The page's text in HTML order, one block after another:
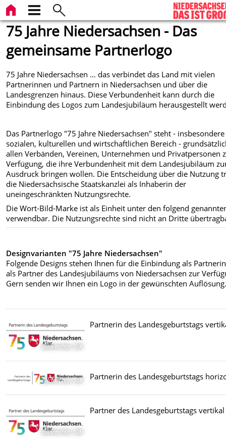
75 Jahre Niedersachsen - Das
gemeinsame Partnerlogo
75 Jahre Niedersachsen … das verbindet das Land mit vielen
Partnerinnen und Partnern in Niedersachsen und über die
Landesgrenzen hinaus. Diese Verbundenheit kann durch die
Einbindung des Logos zum Landesjubiläum herausgestellt
Das Partnerlogo "75 Jahre Niedersachsen" steht -
sozialen, kulturellen und wirtschaftlichen Bereich -
allen Verbänden, Vereinen, Unternehmen und Privatpersonen
Verfügung, die ihre Verbundenheit mit dem Landesjubiläum
Ausdruck bringen wollen. Die Entscheidung über die Nutzung
die Niedersächsische Staatskanzlei als Inhaberin der
uneingeschränkten Nutzungsrechte.
Die Wort-Bild-Marke ist als Einheit unter den folgend
verwendbar. Die Nutzungsrechte sind nicht an Dritte
Designvarianten "75 Jahre Niedersachsen"
Folgende Designs stehen Ihnen für die Einbindung als
als Partner des Landesjubiläums von Niedersachsen zur
Gern senden wir Ihnen ein Logo in der gewünschten
Bildrechte: StK
Partnerin des Landesgeburtstags
Bildrechte:StK Partnerin des Landesgeburtstags
Bildrechte: StK
Partner des Landesgeburtstags vertikal